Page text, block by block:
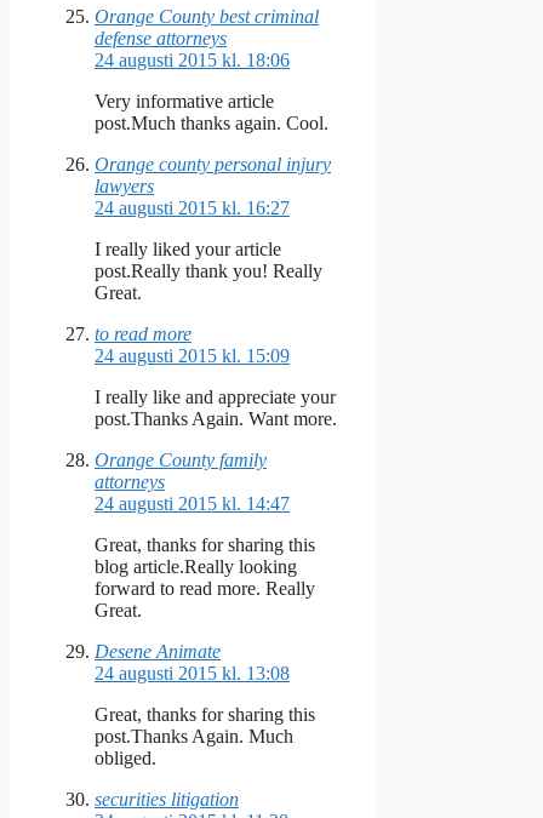
Orange County best criminal
defense attorneys
24 augusti 2015 kl. 18:06
Very informative article
post.Much thanks again. Cool.
Orange county personal injury
lawyers
24 augusti 2015 kl. 16:27
I really liked your article
post.Really thank you! Really
Great.
to read more
24 augusti 2015 kl. 15:09
I really like and appreciate your
post.Thanks Again. Want more.
Orange County family
attorneys
24 augusti 2015 kl. 14:47
Great, thanks for sharing this
blog article.Really looking
forward to read more. Really
Great.
Desene Animate
24 augusti 2015 kl. 13:08
Great, thanks for sharing this
post.Thanks Again. Much
obliged.
securities litigation